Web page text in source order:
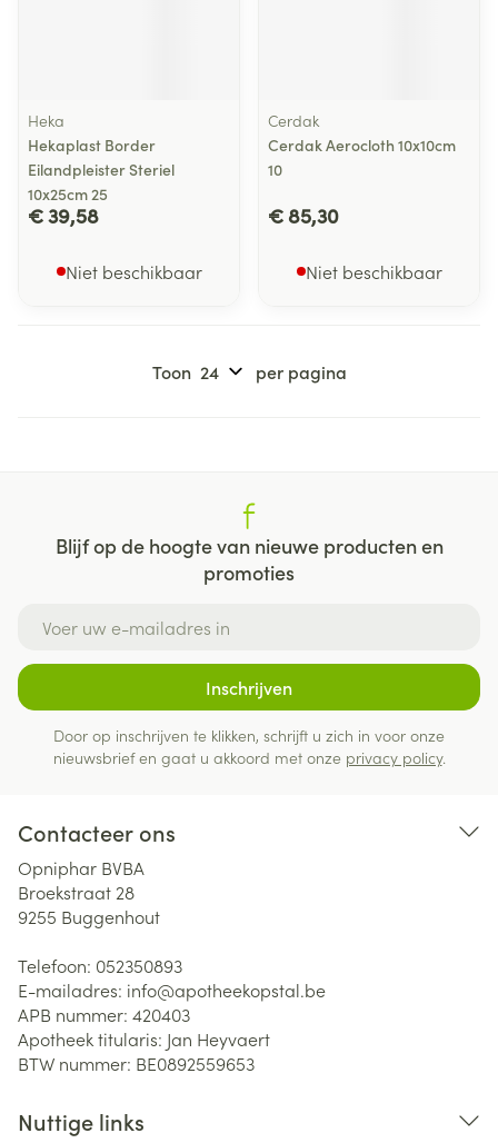
Heka
Hekaplast Border
Eilandpleister Steriel
10x25cm 25
€ 39,58
Niet beschikbaar
Cerdak
Cerdak Aerocloth 10x10cm
10
€ 85,30
Niet beschikbaar
Toon per pagina
Blijf op de hoogte van nieuwe producten en
promoties
Inschrijven
Door op inschrijven te klikken, schrijft u zich in voor onze
nieuwsbrief en gaat u akkoord met onze privacy policy.
Contacteer ons
Opniphar BVBA
Broekstraat 28
9255 Buggenhout
Telefoon: 052350893
E-mailadres: info@apotheekopstal.be
APB nummer: 420403
Apotheek titularis: Jan Heyvaert
BTW nummer: BE0892559653
Nuttige links